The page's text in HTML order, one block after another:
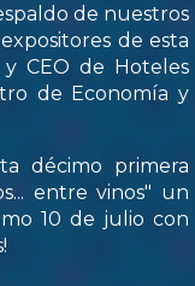
de nuestros
de esta
CEO de Hoteles
de Economía y
décimo primera
entre vinos" un
10 de julio con